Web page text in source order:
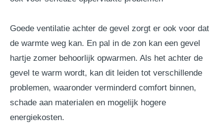
Goede ventilatie achter de gevel zorgt er ook voor dat
de warmte weg kan. En pal in de zon kan een gevel
hartje zomer behoorlijk opwarmen. Als het achter de
gevel te warm wordt, kan dit leiden tot verschillende
problemen, waaronder verminderd comfort binnen,
schade aan materialen en mogelijk hogere
energiekosten.